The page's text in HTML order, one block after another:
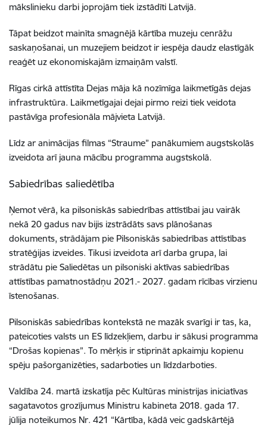
mākslinieku darbi joprojām tiek izstādīti Latvijā.
Tāpat beidzot mainīta smagnējā kārtība muzeju cenrāžu
saskaņošanai, un muzejiem beidzot ir iespēja daudz elastīgāk
reaģēt uz ekonomiskajām izmaiņām valstī.
Rīgas cirkā attīstīta Dejas māja kā nozīmīga laikmetīgās dejas
infrastruktūra. Laikmetīgajai dejai pirmo reizi tiek veidota
pastāvīga profesionāla mājvieta Latvijā.
Līdz ar animācijas filmas “Straume” panākumiem augstskolās
izveidota arī jauna mācību programma augstskolā.
Sabiedrības saliedētība
Ņemot vērā, ka pilsoniskās sabiedrības attīstībai jau vairāk
nekā 20 gadus nav bijis izstrādāts savs plānošanas
dokuments, strādājam pie Pilsoniskās sabiedrības attīstības
stratēģijas izveides. Tikusi izveidota arī darba grupa, lai
strādātu pie Saliedētas un pilsoniski aktīvas sabiedrības
attīstības pamatnostādņu 2021.- 2027. gadam rīcības virzienu
īstenošanas.
Pilsoniskās sabiedrības kontekstā ne mazāk svarīgi ir tas, ka,
pateicoties valsts un ES līdzekļiem, darbu ir sākusi programma
“Drošas kopienas”. To mērķis ir stiprināt apkaimju kopienu
spēju pašorganizēties, sadarboties un līdzdarboties.
Valdība 24. martā izskatīja pēc Kultūras ministrijas iniciatīvas
sagatavotos grozījumus Ministru kabineta 2018. gada 17.
jūlija noteikumos Nr. 421 “Kārtība, kādā veic gadskārtējā